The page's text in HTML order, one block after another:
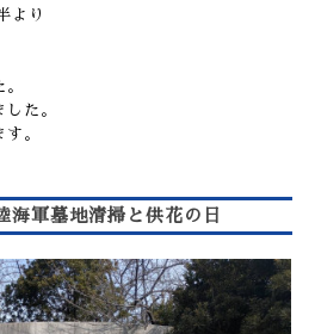
より
た。
。
海軍墓地清掃と供花の日